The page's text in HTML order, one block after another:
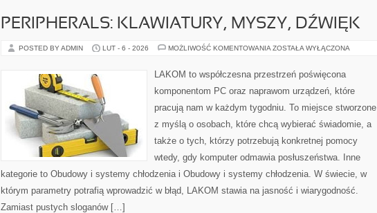
PERIPHERALS: KLAWIATURY, MYSZY, DŹWIĘK
POSTED BY ADMIN LUT - 6 - 2026 MOŻLIWOŚĆ KOMENTOWANIA PERIPHERALS:
DŹWIĘK
ZOSTAŁA WYŁĄCZONA
LAKOM to współczesna przestrzeń poświęcona
komponentom PC oraz naprawom urządzeń, które
pracują nam w każdym tygodniu. To miejsce stworzone
z myślą o osobach, które chcą wybierać świadomie, a
także o tych, którzy potrzebują konkretnej pomocy
wtedy, gdy komputer odmawia posłuszeństwa. Inne
kategorie to Obudowy i systemy chłodzenia i Obudowy i systemy chłodzenia. W świecie, w
którym parametry potrafią wprowadzić w błąd, LAKOM stawia na jasność i wiarygodność.
Zamiast pustych sloganów […]